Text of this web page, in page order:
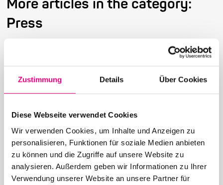
Zustimmung Details Über Cookies
Diese Webseite verwendet Cookies
Wir verwenden Cookies, um Inhalte und Anzeigen zu
personalisieren, Funktionen für soziale Medien anbieten
zu können und die Zugriffe auf unsere Website zu
analysieren. Außerdem geben wir Informationen zu Ihrer
Verwendung unserer Website an unsere Partner für
More articles in the category:
Press
26. June 2026